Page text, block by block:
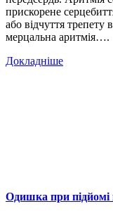
прискорене
або відчуття трепету
мерцальна аритмія….
Докладніше
Одишка при підйомі